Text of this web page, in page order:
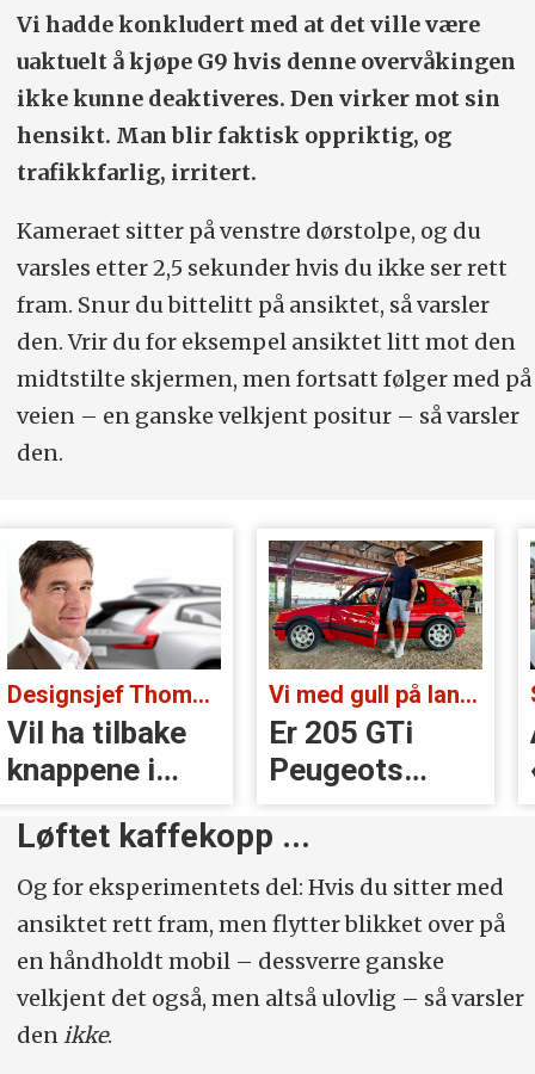
Vi hadde konkludert med at det ville være
uaktuelt å kjøpe G9 hvis denne overvåkingen
ikke kunne deaktiveres. Den virker mot sin
hensikt. Man blir faktisk oppriktig, og
trafikkfarlig, irritert.
Kameraet sitter på venstre dørstolpe, og du
varsles etter 2,5 sekunder hvis du ikke ser rett
fram. Snur du bittelitt på ansiktet, så varsler
den. Vrir du for eksempel ansiktet litt mot den
midtstilte skjermen, men fortsatt følger med på
veien – en ganske velkjent positur – så varsler
den.
Vi med gull på landsbygda:
Er 205 GTi
Peugeots
beste
øyeblikk?
Sjefen tok grep:
Audi stoppet
«Volvo-
håndtak» rett
før lansering
Løftet kaffekopp ...
Og for eksperimentets del: Hvis du sitter med
ansiktet rett fram, men flytter blikket over på
en håndholdt mobil – dessverre ganske
velkjent det også, men altså ulovlig – så varsler
denikke.